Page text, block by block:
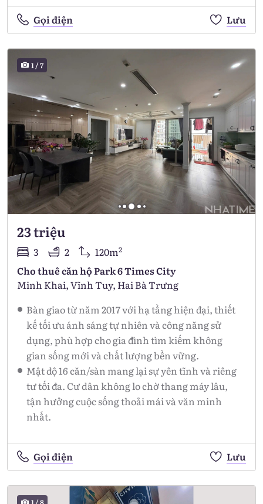
Gọi điện Lưu
1/7
23 triệu
3 2 120m2
Cho thuê căn hộ Park 6 Times City
Minh Khai, Vĩnh Tuy, Hai Bà Trưng
Bàn giao từ năm 2017 với hạ tầng hiện đại, thiết
kế tối ưu ánh sáng tự nhiên và công năng sử
dụng, phù hợp cho gia đình tìm kiếm không
gian sống mới và chất lượng bền vững.
Mật độ 16 căn/sàn mang lại sự yên tĩnh và riêng
tư tối đa. Cư dân không lo chờ thang máy lâu,
tận hưởng cuộc sống thoải mái và văn minh
nhất.
Gọi điện Lưu